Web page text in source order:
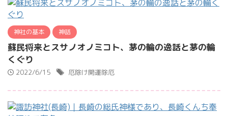
神社の基本 神話
蘇民将来とスサノオノミコト、茅の輪の逸話と茅の輪
くぐり
2022/6/15 厄除け開運除厄